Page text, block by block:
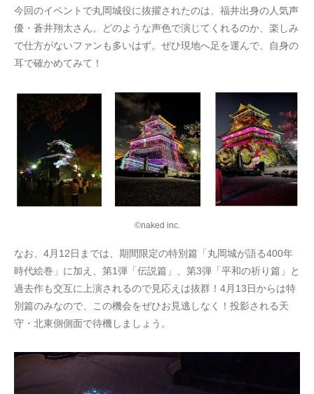
今回のイベントで丸岡城役に抜擢されたのは、福井出身の人気声
優・蒼井翔太さん。どのような声色で演じてくれるのか、楽しみ
で仕方がないファンも多いはず。ぜひ現地へ足を運んで、自身の
耳で確かめてみて！
©naked inc.
なお、4月12日までは、期間限定の特別篇「丸岡城が語る400年
時代絵巻」に加え、第1弾「伝説篇」、第3弾「平和の祈り篇」と
過去作も交互に上演されるので見応えは抜群！4月13日からは特
別篇のみなので、この機会をぜひお見逃しなく！投影される天
守・北東側側面で待機しましょう。